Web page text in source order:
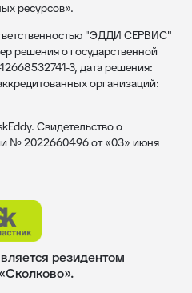
ресурсов».
"ЭДДИ СЕРВИС"
решения о государственной
3, дата решения:
организаций:
Свидетельство о
№ 2022660496 от «03» июня
резидентом